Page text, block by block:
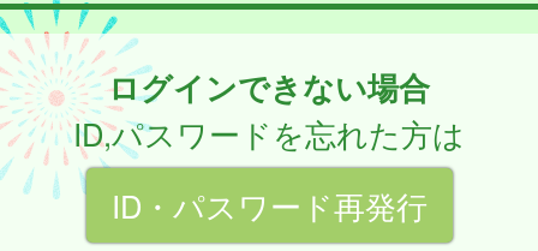
ログインできない場合
ID,パスワードを忘れた方は
ID・パスワード再発行